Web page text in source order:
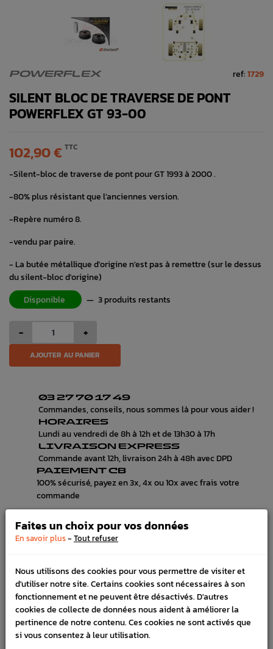
POWERFLEX ref:1729
SILENT BLOC DE TRAVERSE DE PONT
POWERFLEX GT 93-00
102,90 € TTC
-Silent-bloc de traverse de pont pour GT 1993 à 2000 .
-80% plus résistant que l'anciennes version.
-Repère numéro 8.
-vendu par paire.
- La butée métallique d'origine n'est pas à remettre (sur le dessus
du silent-bloc d'origine)
Disponible
— 3 produits restants
- +
AJOUTER AU PANIER
03 27 70 17 49
Commandes, conseils, nous sommes là pour vous aider !
HORAIRES
Lundi au vendredi de 8h à 12h et de 13h30 à 17h
LIVRAISON EXPRESS
Commande avant 12h, livraison 24h à 48h avec DPD
PAIEMENT CB
100% sécurisé, payez en 3x, 4x ou 10x avec frais votre
commande
DÉTAILS DU PRODUIT
LIVRAISON
VÉHICULES COMPATIBLE
SCHÉMA CONSTRUCTEUR
Marque :POWERFLEX
Faites un choix pour vos données
En savoir plus- Tout refuser
Nous utilisons des cookies pour vous permettre de visiter et
d'utiliser notre site. Certains cookies sont nécessaires à son
fonctionnement et ne peuvent être désactivés. D'autres
cookies de collecte de données nous aident à améliorer la
pertinence de notre contenu. Ces cookies ne sont activés que
si vous consentez à leur utilisation.